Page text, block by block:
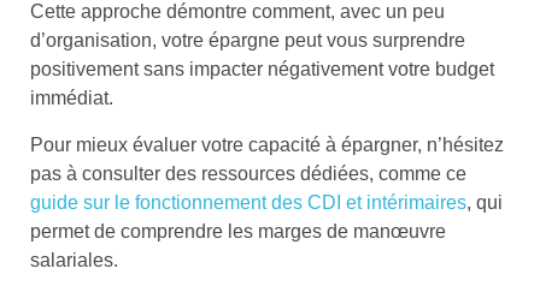
Cette approche démontre comment, avec un peu
d’organisation, votre épargne peut vous surprendre
positivement sans impacter négativement votre budget
immédiat.
Pour mieux évaluer votre capacité à épargner, n’hésitez
pas à consulter des ressources dédiées, comme ce
guide sur le fonctionnement des CDI et intérimaires, qui
permet de comprendre les marges de manœuvre
salariales.